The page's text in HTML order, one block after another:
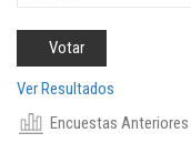
Ver Resultados
Encuestas Anteriores